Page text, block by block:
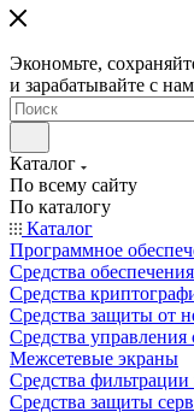
Экономьте,
и зарабатывайте с
Каталог
По всему сайту
По каталогу
Каталог
Программное
Средства
Средства
Средства защиты от
Средства
Межсетевые экраны
Средства фильтрации
Средства защиты